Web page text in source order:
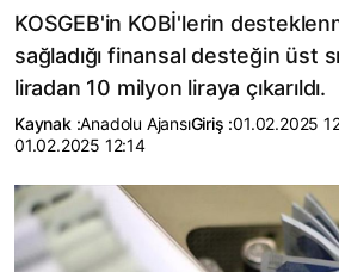
KOSGEB'in KOBİ'lerin
sağladığı finansal desteğin üst
liradan 10 milyon liraya çıkarıldı.
Kaynak :Anadolu AjansıGiriş :01.02.2025
01.02.2025 12:14